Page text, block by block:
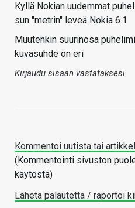
Kyllä Nokian uudemmat
sun "metrin" leveä Nokia 6.1
Muutenkin suurinosa
kuvasuhde on eri
Kirjaudu sisään vastataksesi
Kommentoi uutista tai
(Kommentointi sivuston
käytöstä)
Lähetä palautetta / raportoi